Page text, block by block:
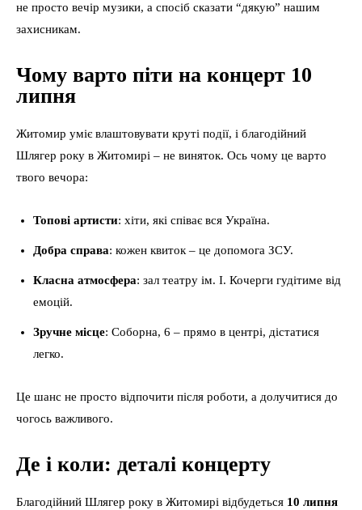
не просто вечір музики, а спосіб сказати “дякую” нашим
захисникам.
Чому варто піти на концерт 10
липня
Житомир уміє влаштовувати круті події, і благодійний
Шлягер року в Житомирі – не виняток. Ось чому це варто
твого вечора:
Топові артисти: хіти, які співає вся Україна.
Добра справа: кожен квиток – це допомога ЗСУ.
Класна атмосфера: зал театру ім. І. Кочерги гудітиме від
емоцій.
Зручне місце: Соборна, 6 – прямо в центрі, дістатися
легко.
Це шанс не просто відпочити після роботи, а долучитися до
чогось важливого.
Де і коли: деталі концерту
Благодійний Шлягер року в Житомирі відбудеться 10 липня